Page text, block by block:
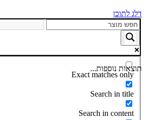
דלג לתוכן
תוצאות נוספות...
Exact matches only
Search in title
Search in content